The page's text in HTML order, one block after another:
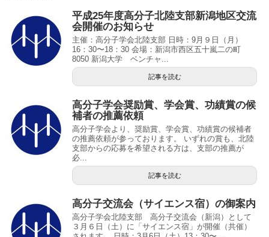
平成25年度高分子北陸支部新潟地区交流
会開催のお知らせ
主催：高分子学会北陸支部 日時：9月９日（月）
16：30〜18：30 会場：新潟市西区五十嵐二の町
8050 新潟大学 ベンチャ...
記事を読む
高分子学会奨励賞、学会賞、功績賞の候
補者の推薦依頼
高分子学会より、奨励賞、学会賞、功績賞の候補者
の推薦依頼が参っております。 いずれの賞も、北陸
支部からの応募を希望される方は、支部の推薦が
必...
記事を読む
高分子交流会（サイエンス宿）の御案内
高分子学会北陸支部 高分子交流会（新潟）として
３月６日（土）に「サイエンス宿」が開催（共催）